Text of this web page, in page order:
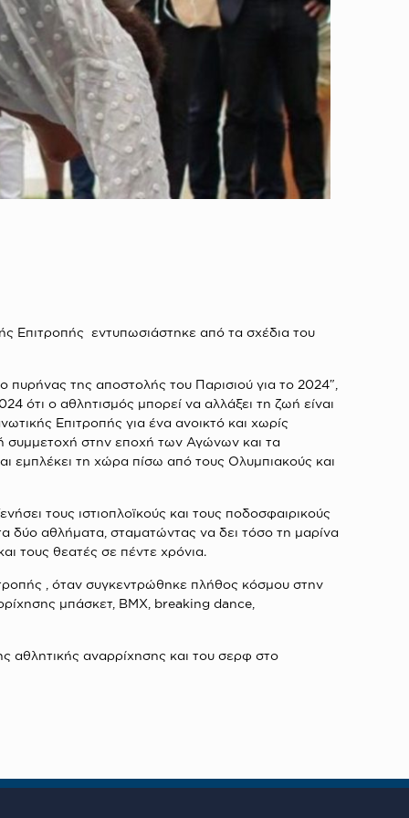
Επιτροπής εντυπωσιάστηκε από τα σχέδια του
της αποστολής του Παρισιού για το 2024″,
ο αθλητισμός μπορεί να αλλάξει τη ζωή είναι
Επιτροπής για ένα ανοικτό και χωρίς
συμμετοχή στην εποχή των Αγώνων και τα
εμπλέκει τη χώρα πίσω από τους Ολυμπιακούς και
τους ιστιοπλοϊκούς και τους ποδοσφαιρικούς
δύο αθλήματα, σταματώντας να δει τόσο τη μαρίνα
τους θεατές σε πέντε χρόνια.
, όταν συγκεντρώθηκε πλήθος κόσμου στην
μπάσκετ, BMX, breaking dance,
αθλητικής αναρρίχησης και του σερφ στο